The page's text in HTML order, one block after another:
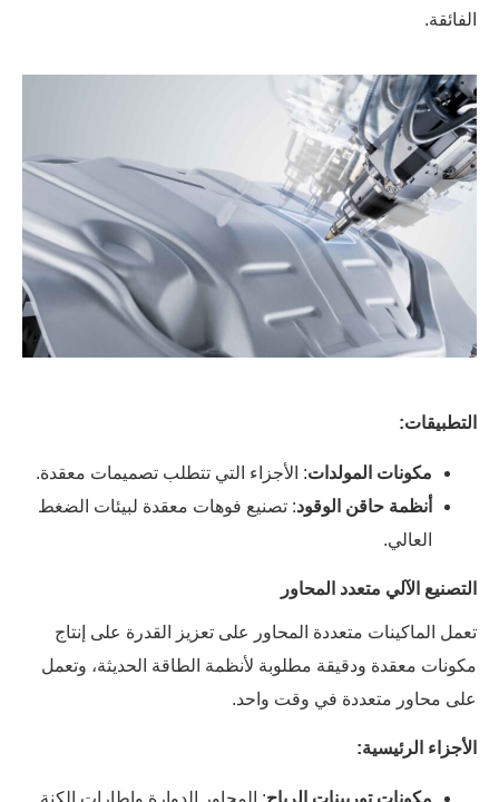
الفائقة.
التطبيقات:
مكونات المولدات : الأجزاء التي تتطلب تصميمات معقدة.
أنظمة حاقن الوقود: تصنيع فوهات معقدة لبيئات الضغط
العالي.
التصنيع الآلي متعدد المحاور
تعمل الماكينات متعددة المحاور على تعزيز القدرة على إنتاج
مكونات معقدة ودقيقة مطلوبة لأنظمة الطاقة الحديثة، وتعمل
على محاور متعددة في وقت واحد.
الأجزاء الرئيسية:
مكونات توربينات الرياح: المحاور الدوارة وإطارات الكنة.